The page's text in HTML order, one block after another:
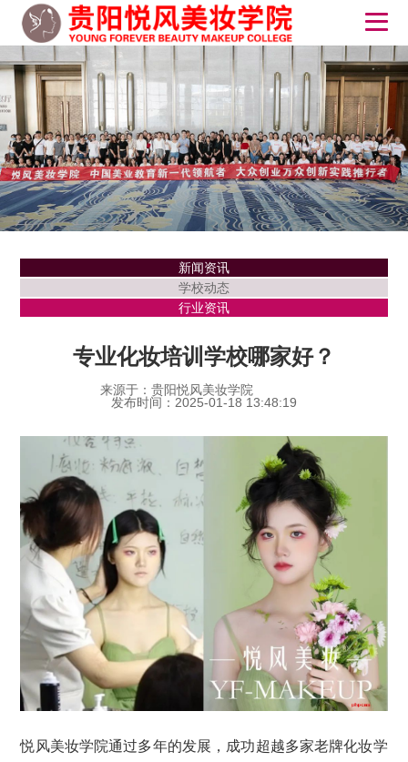
新闻资讯
学校动态
行业资讯
专业化妆培训学校哪家好？
来源于：贵阳悦风美妆学院
发布时间：2025-01-18 13:48:19
悦风美妆学院通过多年的发展，成功超越多家老牌化妆学